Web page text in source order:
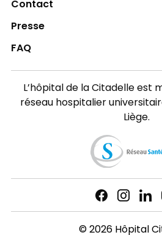
Contact
Presse
FAQ
L’hôpital de la Citadelle est
réseau hospitalier
Liège.
© 2026 Hôpital